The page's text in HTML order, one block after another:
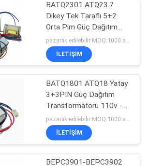
Termistor
145
BATQ2301 ATQ23.7
Dikey Tek Taraflı 5+2
Orta Pim Güç Dağıtım
Transformatörü Yüksek
Frekans
İLETIŞIM
BATQ1801 ATQ18 Yatay
3+3PIN Güç Dağıtım
Transformatörü 110v -
220v
İLETIŞIM
BEPC3901-BEPC3902